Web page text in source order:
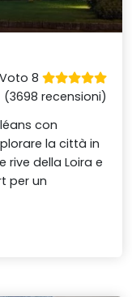
Voto 8
(3698 recensioni)
con
la città in
rive della Loira e
per un